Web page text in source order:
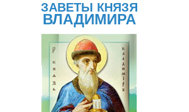
ЗАВЕТЫ КНЯЗЯ
ВЛАДИМИРА